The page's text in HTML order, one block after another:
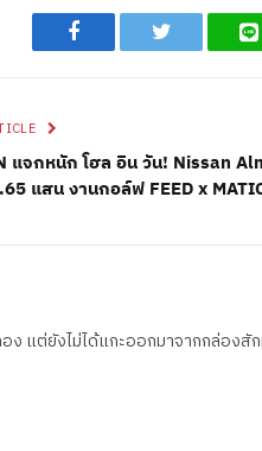
Facebook Twitter
แจกหนัก โฮล อิน วัน! Nissan
แสน งานกอล์ฟ FEED x
ง แต่ยังไม่ได้แกะออกมาจากกล่องสั